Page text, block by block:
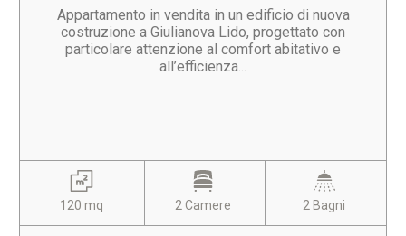
Appartamento in vendita in un edificio di nuova
costruzione a Giulianova Lido, progettato con
particolare attenzione al comfort abitativo e
all’efficienza...
120 mq 2 Camere 2 Bagni